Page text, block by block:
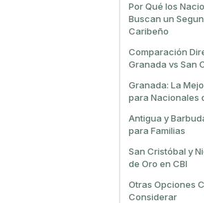
Por Qué los
Buscan un
Caribeño
Comparación
Granada vs San
Granada: La
para Nacionales
Antigua y
para Familias
San Cristóbal y
de Oro en CBI
Otras Opciones
Considerar